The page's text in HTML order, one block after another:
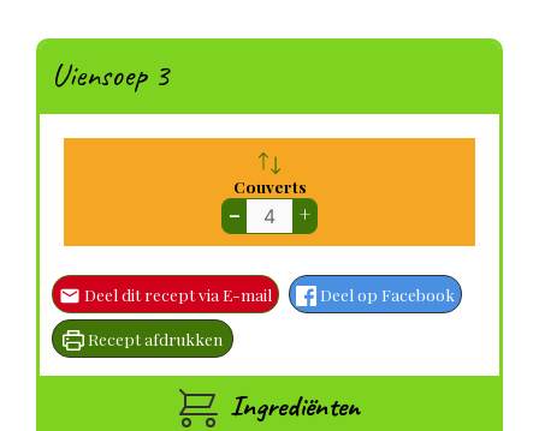
Uiensoep 3
Couverts
– +
Deel dit recept via E-mail Deel op Facebook
Recept afdrukken
Ingrediënten